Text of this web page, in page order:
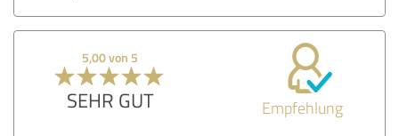
5,00 von 5
SEHR GUT Empfehlung